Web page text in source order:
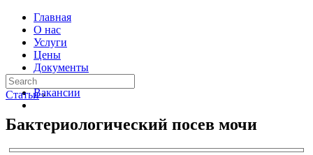
Главная
О нас
Услуги
Цены
Документы
Контакты
Вакансии
Статьи ›
Бактериологический посев мочи